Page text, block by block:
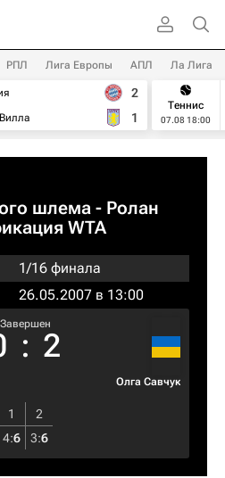
РПЛ Лига Европы АПЛ Ла Лига
2
1
Теннис
07.08 18:00
шлема - Ролан
WTA
1/16 финала
26.05.2007 в 13:00
Завершен
: 2
Олга Савчук
1
2
4:6 3:6